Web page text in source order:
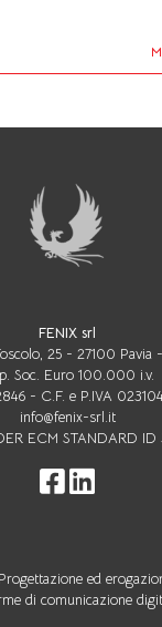
FENIX srl
25 - 27100 Pavia
Soc. Euro 100.000 i.v.
- C.F. e P.IVA
info@fenix-srl.it
ECM STANDARD ID
ed
di comunicazione